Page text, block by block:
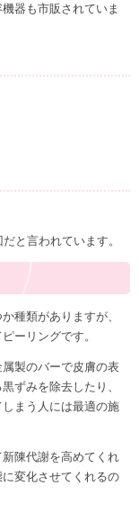
器も市販されていま
と言われています。
種類がありますが、
ーリングです。
製のバーで皮膚の表
ずみを除去したり、
まう人には最適の施
陳代謝を高めてくれ
変化させてくれるの